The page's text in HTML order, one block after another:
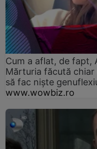
Cum a aflat, de fapt,
Mărturia făcută
să fac niște
www.wowbiz.ro